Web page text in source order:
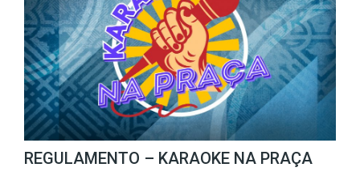
REGULAMENTO – KARAOKE NA PRAÇA